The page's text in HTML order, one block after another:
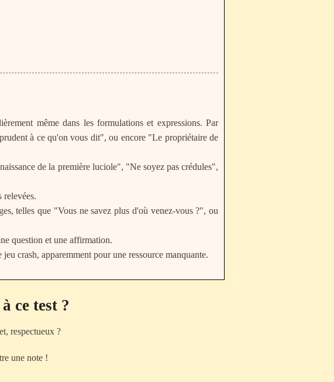
même dans les formulations et expressions. Par
à ce qu'on vous dit", ou encore "Le propriétaire de
de la première luciole", "Ne soyez pas crédules",
relevées.
telles que "Vous ne savez plus d'où venez-vous ?", ou
question et une affirmation.
crash, apparemment pour une ressource manquante.
ce test ?
respectueux ?
une note !